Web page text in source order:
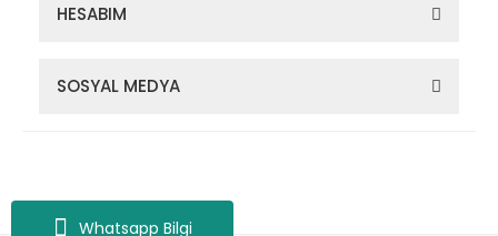
Whatsapp Bilgi
HESABIM
SOSYAL MEDYA